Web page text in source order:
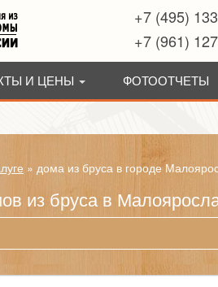
+7 (495)
+7 (961)
И ЦЕНЫ ФОТООТЧЕТЫ
» дома из бруса в городе
из бруса в